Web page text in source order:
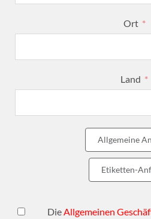
Ort
Land
Allgemeine
Etiketten-
Die Allgemeinen